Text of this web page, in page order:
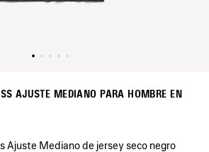
AJUSTE MEDIANO PARA HOMBRE EN
Ajuste Mediano de jersey seco negro